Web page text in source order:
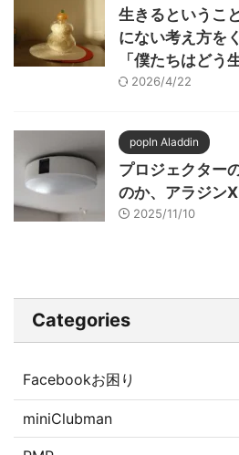
生きるというこ
にない考え方を
「僕たちはどう
2026/4/22
popIn Aladdin
プロジェクター
のか、アラジン
2025/11/10
Categories
Facebookお困り
miniClubman